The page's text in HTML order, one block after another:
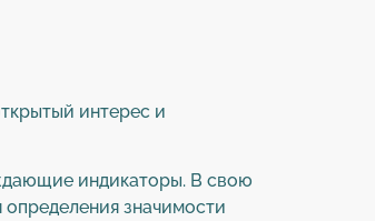
интерес и
индикаторы. В свою
значимости